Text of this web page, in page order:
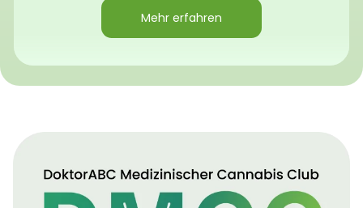
Mehr erfahren